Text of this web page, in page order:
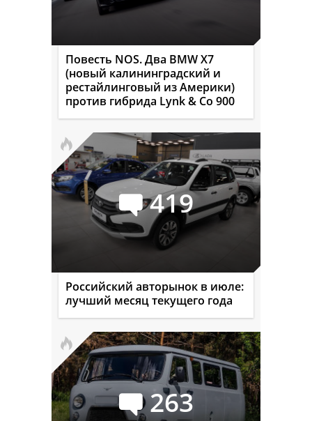
Повесть NOS. Два BMW X7
(новый калининградский и
рестайлинговый из Америки)
против гибрида Lynk & Co 900
419
Российский авторынок в июле:
лучший месяц текущего года
263